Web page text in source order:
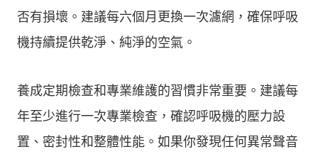
否有損壞。建議每六個月更換一次濾網，確保呼吸
機持續提供乾淨、純淨的空氣。
養成定期檢查和專業維護的習慣非常重要。建議每
年至少進行一次專業檢查，確認呼吸機的壓力設
置、密封性和整體性能。如果你發現任何異常聲音